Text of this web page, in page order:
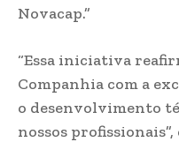
Novacap.”
“Essa iniciativa
Companhia com a
o desenvolvimento
nossos